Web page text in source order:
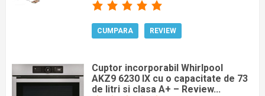
CUMPARA REVIEW
Cuptor incorporabil Whirlpool
AKZ9 6230 IX cu o capacitate de 73
de litri si clasa A+ – Review...